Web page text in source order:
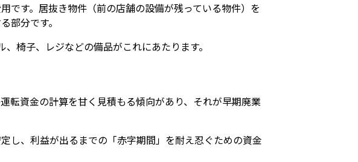
です。居抜き物件（前の店舗の設備が残っている物件）を
部分です。
椅子、レジなどの備品がこれにあたります。
転資金の計算を甘く見積もる傾向があり、それが早期廃業
し、利益が出るまでの「赤字期間」を耐え忍ぐための資金